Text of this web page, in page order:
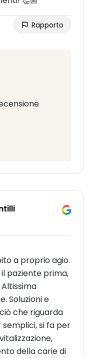
Rapporto
a proprio agio.
paziente prima,
Soluzioni e
che riguarda
si fa per
della carie di